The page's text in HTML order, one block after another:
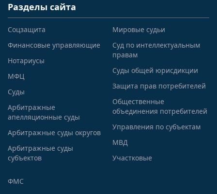
Разделы сайта
Соцзащита
Финансовые управляющие
Нотариусы
МФЦ
Суды
Арбитражные
апелляционные суды
Арбитражные суды округов
Арбитражные суды
субъектов
Мировые судьи
Суд по интеллектуальным
правам
Суды общей юрисдикции
Защита прав потребителей
Общественные
объединения потребителей
Управления по субъектам
МВД
Участковые
ФМС